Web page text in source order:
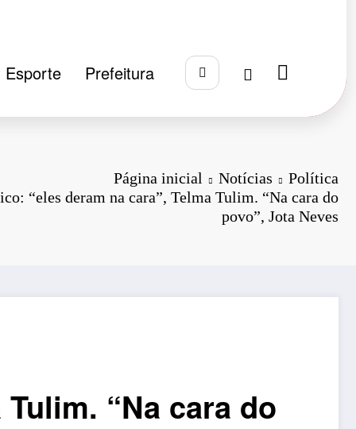
Esporte Prefeitura
Página inicial Notícias
Política
“eles deram na cara”, Telma Tulim. “Na cara do
povo”, Jota Neves
“Na cara do